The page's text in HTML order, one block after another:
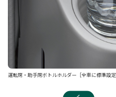
運転席・助手席ボトルホルダー［全車に標準設